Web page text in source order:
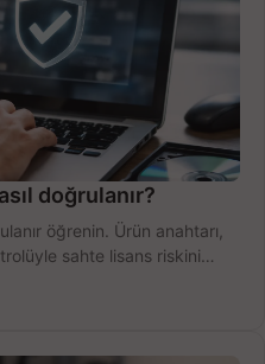
doğrulanır?
öğrenin. Ürün anahtarı,
sahte lisans riskini